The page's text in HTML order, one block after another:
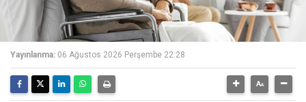
Yayınlanma: 06 Ağustos 2026 Perşembe 22:28